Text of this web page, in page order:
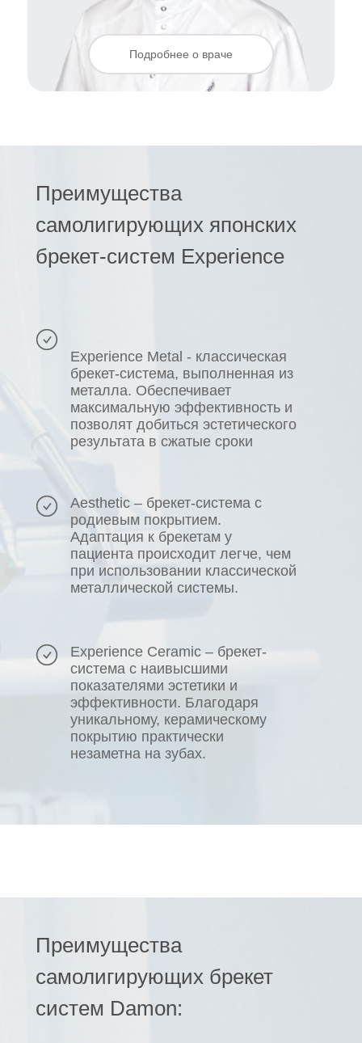
Подробнее о враче
Преимущества
самолигирующих японских
брекет-систем Experience
Experience Ceramic – брекет-
система с наивысшими
показателями эстетики и
эффективности. Благодаря
уникальному, керамическому
покрытию практически
незаметна на зубах.
Aesthetic – брекет-система с
родиевым покрытием.
Адаптация к брекетам у
пациента происходит легче, чем
при использовании классической
металлической системы.
Experience Metal - классическая
брекет-система, выполненная из
металла. Обеспечивает
максимальную эффективность и
позволят добиться эстетического
результата в сжатые сроки
Преимущества
самолигирующих брекет
систем Damon: